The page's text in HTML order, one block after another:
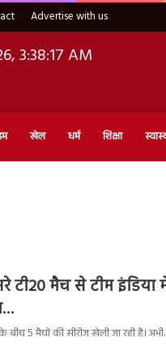
Advertise with us
3:38:18 AM
खेल धर्म शिक्षा
टी20 मैच से टीम
5 मैचों की सीरीज खेली जा रही है।